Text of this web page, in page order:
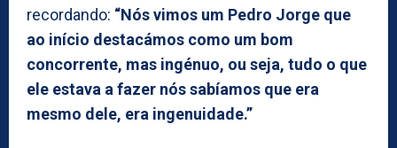
recordando: “Nós vimos um Pedro Jorge que
ao início destacámos como um bom
concorrente, mas ingénuo, ou seja, tudo o que
ele estava a fazer nós sabíamos que era
mesmo dele, era ingenuidade.”